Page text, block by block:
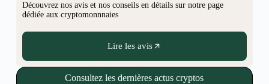
Découvrez nos avis et nos conseils en détails sur notre page
dédiée aux cryptomonnnaies
Lire les avis
Consultez les dernières actus cryptos